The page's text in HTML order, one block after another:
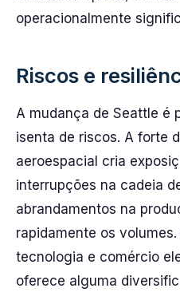
operacionalmente
Riscos e
A mudança de Seattle é
isenta de riscos. A forte
aeroespacial cria
interrupções na cadeia
abrandamentos na
rapidamente os
tecnologia e comércio
oferece alguma